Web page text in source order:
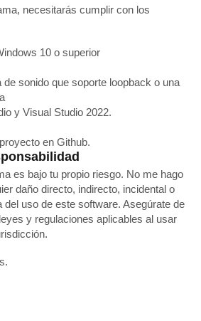
necesitarás cumplir con los
10 o superior
de sonido que soporte loopback o una
y Visual Studio 2022.
en Github.
es bajo tu propio riesgo. No me hago
daño directo, indirecto, incidental o
del uso de este software. Asegúrate de
y regulaciones aplicables al usar